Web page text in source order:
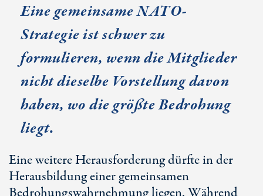
Eine gemeinsame NATO-
Strategie ist schwer zu
formulieren, wenn die Mitglieder
nicht dieselbe Vorstellung davon
haben, wo die größte Bedrohung
liegt.
Eine weitere Herausforderung dürfte in der
Herausbildung einer gemeinsamen